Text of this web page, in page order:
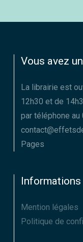
Vous avez
La librairie est
12h30 et de
par téléphone au
Pages
Informations
Mention légales
Politique de